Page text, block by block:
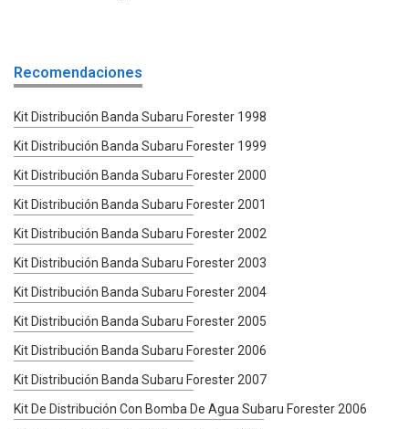
Recomendaciones
Kit Distribución Banda Subaru Forester 1998
Kit Distribución Banda Subaru Forester 1999
Kit Distribución Banda Subaru Forester 2000
Kit Distribución Banda Subaru Forester 2001
Kit Distribución Banda Subaru Forester 2002
Kit Distribución Banda Subaru Forester 2003
Kit Distribución Banda Subaru Forester 2004
Kit Distribución Banda Subaru Forester 2005
Kit Distribución Banda Subaru Forester 2006
Kit Distribución Banda Subaru Forester 2007
Kit De Distribución Con Bomba De Agua Subaru Forester 2006